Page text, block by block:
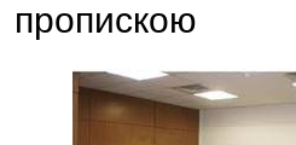
пропискою